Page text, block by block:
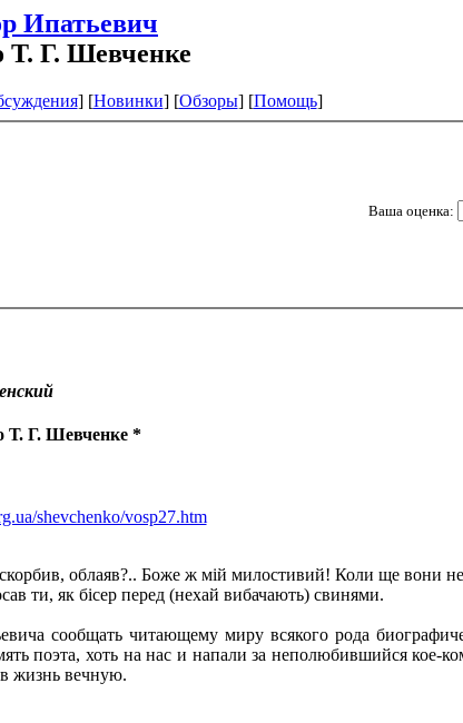
Ипатьевич
Т. Г. Шевченке
] [Новинки] [Обзоры] [Помощь]
Ваша оценка:
Т. Г. Шевченке *
shevchenko/vosp27.htm
облаяв?.. Боже ж мій милостивий! Коли ще вони не
ти, як бісер перед (нехай вибачають) свинями.
сообщать читающему миру всякого рода
поэта, хоть на нас и напали за неполюбившийся кое-
в жизнь вечную.